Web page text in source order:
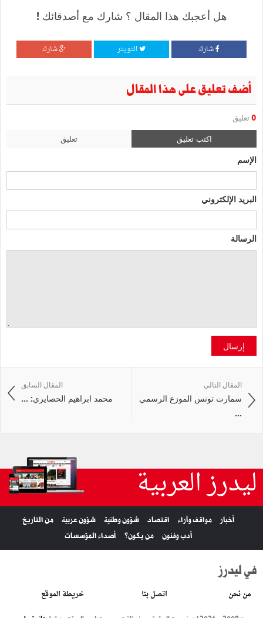
هل أعجبك هذا المقال ؟ شارك مع أصدقائك !
شارك التويتر شارك
أضف تعليق على هذا المقال
0 تعليق
اكتب تعليق تعليق
الإسم
البريد الإلكتروني
الرسالة
إرسال
المقال السابق
محمد ابراهيم الحصايري: ...
المقال التالي
سمارت تونس الموزع الرسمي
...
ليدرز العربية
أخبار مواقف وآراء اقتصاد شؤون وطنية شؤون عربية
من التاريخ
أدب وفنون
من يكون؟ أصداء المؤسسات
في ليدرز
من نحن اتصل بنا خريطة الموقع